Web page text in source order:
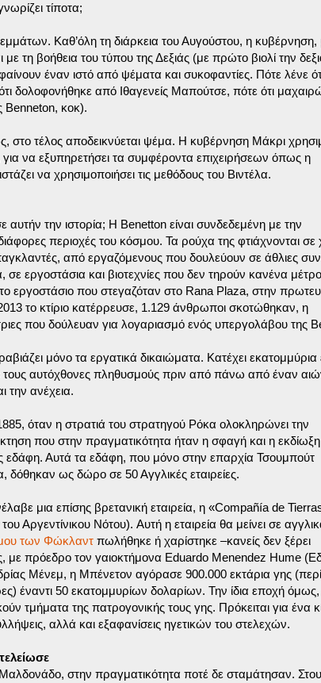
τίποτα;
Καθ’όλη τη διάρκεια του Αυγούστου, η κυβέρνηση,
τη βοήθεια του τύπου της Δεξιάς (με πρώτο βιολί την
έναν ιστό από ψέματα και συκοφαντίες. Πότε λένε
δολοφονήθηκε από Ιθαγενείς Μαπούτσε, πότε ότι
Benneton, κοκ).
στο τέλος αποδεικνύεται ψέμα. Η κυβέρνηση Μάκρι
να εξυπηρετήσει τα συμφέροντα επιχειρήσεων όπως η
να χρησιμοποιήσει τις μεθόδους του Βιντέλα.
αυτήν την ιστορία; Η Benetton είναι συνδεδεμένη με την
περιοχές του κόσμου. Τα ρούχα της φτιάχνονται
από εργαζόμενους που δουλεύουν σε άθλιες
σε εργοστάσια και βιοτεχνίες που δεν τηρούν κανένα μέτρο
εργοστάσιο που στεγαζόταν στο Rana Plaza, στην
το κτίριο κατέρρευσε, 1.129 άνθρωποι σκοτώθηκαν, η
που δούλευαν για λογαριασμό ενός υπεργολάβου της
μόνο τα εργατικά δικαιώματα. Κατέχει εκατομμύρια
τους αυτόχθονες πληθυσμούς πριν από πάνω από έναν
την ανέχεια.
όταν η στρατιά του στρατηγού Ρόκα ολοκληρώνει την
που στην πραγματικότητα ήταν η σφαγή και η
εδάφη. Αυτά τα εδάφη, που μόνο στην επαρχία Τσουμπούτ
δόθηκαν ως δώρο σε 50 Αγγλικές εταιρείες.
μια επίσης βρετανική εταιρεία, η «Compañía de
Αργεντίνικου Νότου). Αυτή η εταιρεία θα μείνει σε
των Φώκλαντ πωλήθηκε ή χαρίστηκε –κανείς δεν ξέρει
με πρόεδρο τον γαιοκτήμονα Eduardo Menendez Hume
Μένεμ, η Μπένετον αγόρασε 900.000 εκτάρια γης
έναντι 50 εκατομμυρίων δολαρίων. Την ίδια εποχή όμως,
τμήματα της πατρογονικής τους γης. Πρόκειται για ένα
αλλά και εξαφανίσεις ηγετικών του στελεχών.
στην πραγματικότητα ποτέ δε σταμάτησαν.